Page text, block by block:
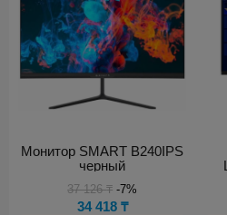
Монитор SMART B240IPS
черный
37 126₸ -7%
34 418 ₸